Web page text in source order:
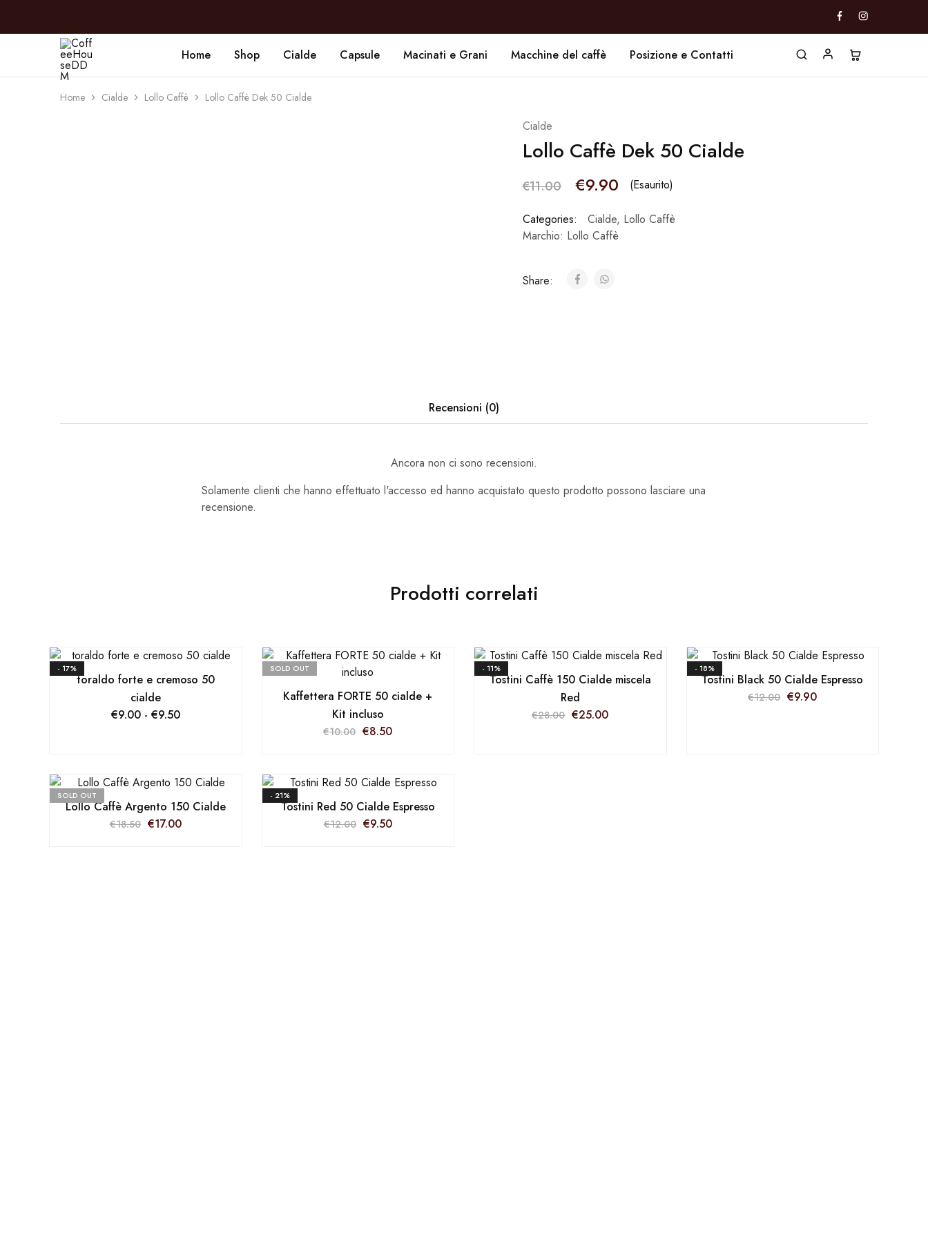
CoffeeHouseDDM
Caffè
a
Marano
Home Shop Cialde Capsule Macinati e Grani Macchine del caffè Posizione e Contatti
Home Cialde Lollo Caffè Lollo Caffè Dek 50 Cialde
Cialde
Lollo Caffè Dek 50 Cialde
€11.00 €9.90 (Esaurito)
Categories: Cialde, Lollo Caffè
Marchio: Lollo Caffè
Share:
Recensioni (0)
Ancora non ci sono recensioni.
Solamente clienti che hanno effettuato l'accesso ed hanno acquistato questo prodotto possono lasciare una
recensione.
Prodotti correlati
- 17%
toraldo forte e cremoso 50
cialde
€9.00 - €9.50
SOLD OUT
Kaffettera FORTE 50 cialde +
Kit incluso
€10.00 €8.50
- 11%
Tostini Caffè 150 Cialde miscela
Red
€28.00 €25.00
- 18%
Tostini Black 50 Cialde Espresso
€12.00 €9.90
SOLD OUT
Lollo Caffè Argento 150 Cialde
€18.50 €17.00
- 21%
Tostini Red 50 Cialde Espresso
€12.00 €9.50